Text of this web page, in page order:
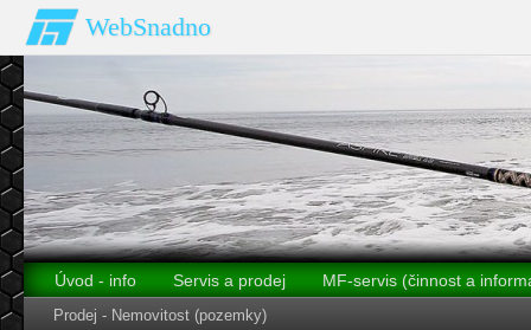
WebSnadno
Úvod - info Servis a prodej MF-servis (činnost a
Prodej - Nemovitost (pozemky)